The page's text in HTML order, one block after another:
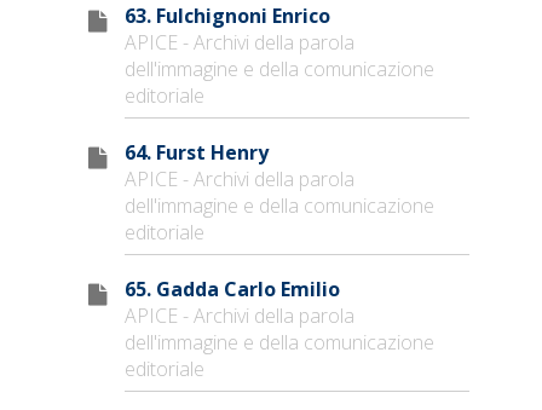
63. Fulchignoni Enrico
APICE - Archivi della parola
dell'immagine e della comunicazione
editoriale
64. Furst Henry
APICE - Archivi della parola
dell'immagine e della comunicazione
editoriale
65. Gadda Carlo Emilio
APICE - Archivi della parola
dell'immagine e della comunicazione
editoriale